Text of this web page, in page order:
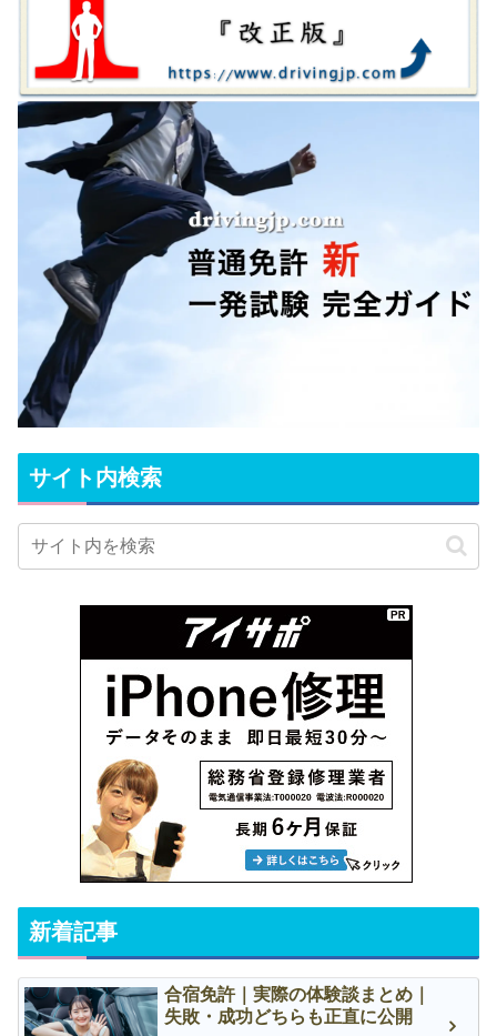
サイト内検索
新着記事
合宿免許｜実際の体験談まとめ｜
失敗・成功どちらも正直に公開